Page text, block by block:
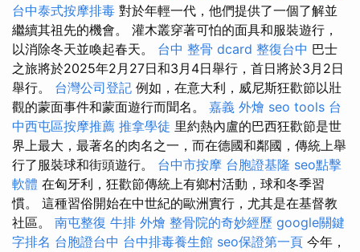
台中泰式按摩排毒 對於年輕一代，他們提供了一個了解並
繼續其祖先的機會。 灌木叢穿著可怕的面具和服裝遊行，
以消除冬天並喚起春天。 台中 整骨 dcard 整復台中 巴士
之旅將於2025年2月27日和3月4日舉行，首日將於3月2日
舉行。 台灣公司登記 例如，在意大利，威尼斯狂歡節以壯
觀的蒙面事件和蒙面遊行而聞名。 嘉義 外燴 seo tools 台
中西屯區按摩推薦 推拿學徒 里約熱內盧的巴西狂歡節是世
界上最大，最著名的肉名之一，而在德國和鄰國，傳統上舉
行了服裝球和街頭遊行。 台中市按摩 台胞證基隆 seo點擊
軟體 在匈牙利，狂歡節傳統上有鄉村活動，球和冬季習
慣。 這種習俗開始在中世紀的歐洲實行，尤其是在基督教
社區。 南屯整復 牛排 外燴 整骨院的奇妙經歷 google關鍵
字排名 台胞證台中 台中排毒養生館 seo保證第一頁 今年，